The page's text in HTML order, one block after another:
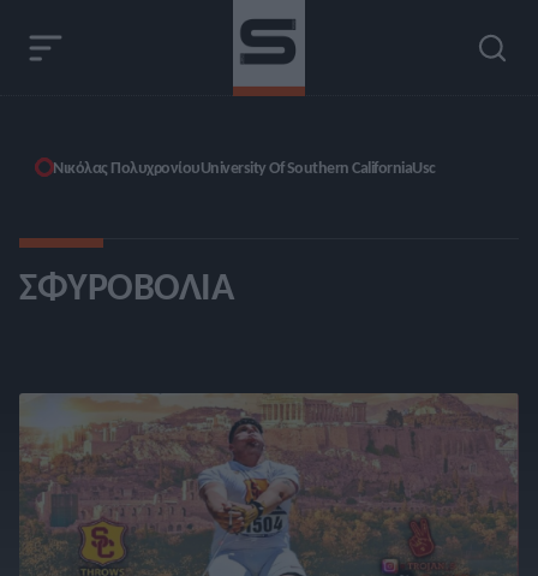
Νικόλας ΠολυχρονίουUniversity Of Southern CaliforniaUsc
ΣΦΥΡΟΒΟΛΊΑ